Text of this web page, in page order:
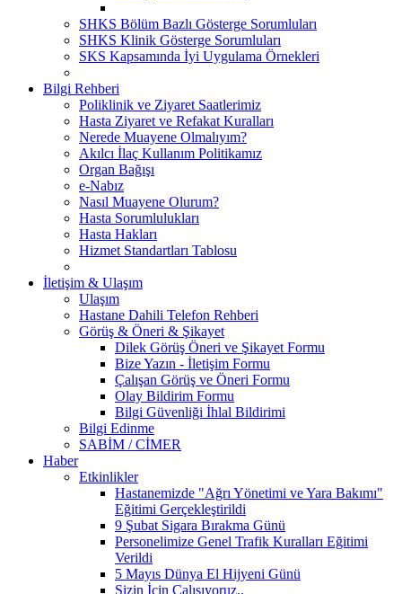
SHKS Bölüm Bazlı Gösterge Sorumluları
SHKS Klinik Gösterge Sorumluları
SKS Kapsamında İyi Uygulama Örnekleri
Bilgi Rehberi
Poliklinik ve Ziyaret Saatlerimiz
Hasta Ziyaret ve Refakat Kuralları
Nerede Muayene Olmalıyım?
Akılcı İlaç Kullanım Politikamız
Organ Bağışı
e-Nabız
Nasıl Muayene Olurum?
Hasta Sorumlulukları
Hasta Hakları
Hizmet Standartları Tablosu
İletişim & Ulaşım
Ulaşım
Hastane Dahili Telefon Rehberi
Görüş & Öneri & Şikayet
Dilek Görüş Öneri ve Şikayet Formu
Bize Yazın - İletişim Formu
Çalışan Görüş ve Öneri Formu
Olay Bildirim Formu
Bilgi Güvenliği İhlal Bildirimi
Bilgi Edinme
SABİM / CİMER
Haber
Etkinlikler
Hastanemizde "Ağrı Yönetimi ve Yara Bakımı"
Eğitimi Gerçekleştirildi
9 Şubat Sigara Bırakma Günü
Personelimize Genel Trafik Kuralları Eğitimi
Verildi
5 Mayıs Dünya El Hijyeni Günü
Sizin İçin Çalışıyoruz..